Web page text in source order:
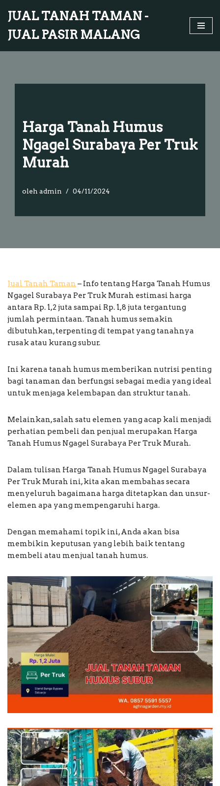
ke
konten
JUAL TANAH TAMAN -
JUAL PASIR MALANG
Harga Tanah Humus
Ngagel Surabaya Per Truk
Murah
oleh admin 04/11/2024
Jual Tanah Taman – Info tentang Harga Tanah Humus
Ngagel Surabaya Per Truk Murah estimasi harga
antara Rp. 1,2 juta sampai Rp. 1,8 juta tergantung
jumlah permintaan. Tanah humus semakin
dibutuhkan, terpenting di tempat yang tanahnya
rusak atau kurang subur.
Ini karena tanah humus memberikan nutrisi penting
bagi tanaman dan berfungsi sebagai media yang ideal
untuk menjaga kelembapan dan struktur tanah.
Melainkan, salah satu elemen yang acap kali menjadi
perhatian pembeli dan penjual merupakan Harga
Tanah Humus Ngagel Surabaya Per Truk Murah.
Dalam tulisan Harga Tanah Humus Ngagel Surabaya
Per Truk Murah ini, kita akan membahas secara
menyeluruh bagaimana harga ditetapkan dan unsur-
elemen apa yang mempengaruhi harga.
Dengan memahami topik ini, Anda akan bisa
membikin keputusan yang lebih baik tentang
membeli atau menjual tanah humus.